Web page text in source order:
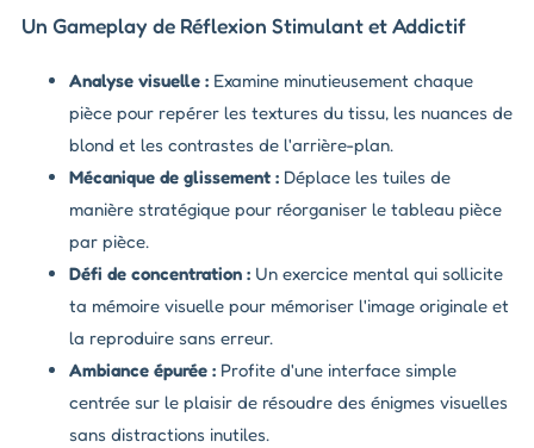
Un Gameplay de Réflexion Stimulant et Addictif
Analyse visuelle : Examine minutieusement chaque
pièce pour repérer les textures du tissu, les nuances de
blond et les contrastes de l'arrière-plan.
Mécanique de glissement : Déplace les tuiles de
manière stratégique pour réorganiser le tableau pièce
par pièce.
Défi de concentration : Un exercice mental qui sollicite
ta mémoire visuelle pour mémoriser l'image originale et
la reproduire sans erreur.
Ambiance épurée : Profite d'une interface simple
centrée sur le plaisir de résoudre des énigmes visuelles
sans distractions inutiles.